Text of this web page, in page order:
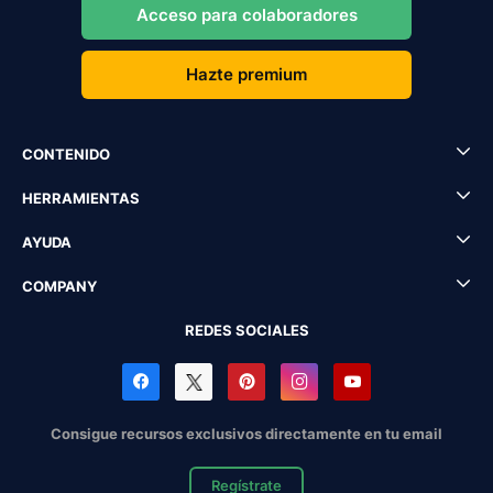
Acceso para colaboradores
Hazte premium
CONTENIDO
HERRAMIENTAS
AYUDA
COMPANY
REDES SOCIALES
Consigue recursos exclusivos directamente en tu email
Regístrate